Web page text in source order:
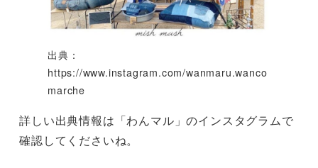
出典：
https://www.instagram.com/wanmaru.wanco
marche
詳しい出典情報は「わんマル」のインスタグラムで
確認してくださいね。